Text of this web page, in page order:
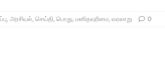
,அரசியல்,செய்தி,பொது,மனிதவுரிமை,வரலாறு 0